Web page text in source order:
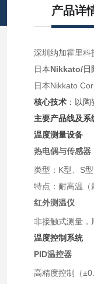
产品详
深圳纳加霍里科
日本Nikkato/日
日本Nikkato
核心技术：以陶
主要产品线及系
温度测量设备
热电偶与传感器
类型：K型、S
特点：耐高温
红外测温仪
非接触式测量，
温度控制系统
PID温控器
高精度控制（